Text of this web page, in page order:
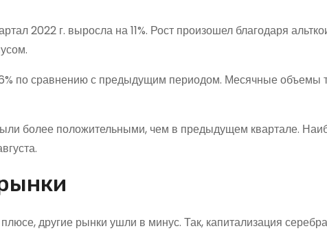
2022 г. выросла на 11%. Рост произошел благодаря
по сравнению с предыдущим периодом. Месячные объемы
более положительными, чем в предыдущем квартале.
другие рынки ушли в минус. Так, капитализация серебра